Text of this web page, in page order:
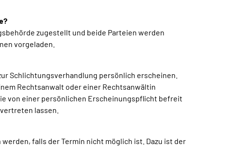
zugestellt und beide Parteien werden
vorgeladen.
Schlichtungsverhandlung persönlich erscheinen.
Rechtsanwalt oder einer Rechtsanwältin
von einer persönlichen Erscheinungspflicht befreit
lassen.
falls der Termin nicht möglich ist. Dazu ist der